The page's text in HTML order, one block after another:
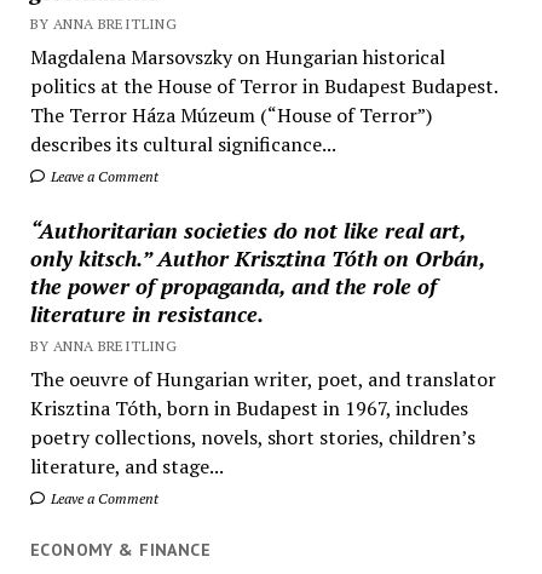
BY ANNA BREITLING
Magdalena Marsovszky on Hungarian historical
politics at the House of Terror in Budapest Budapest.
The Terror Háza Múzeum (“House of Terror”)
describes its cultural significance...
Leave a Comment
“Authoritarian societies do not like real art,
only kitsch.” Author Krisztina Tóth on Orbán,
the power of propaganda, and the role of
literature in resistance.
BY ANNA BREITLING
The oeuvre of Hungarian writer, poet, and translator
Krisztina Tóth, born in Budapest in 1967, includes
poetry collections, novels, short stories, children’s
literature, and stage...
Leave a Comment
ECONOMY & FINANCE